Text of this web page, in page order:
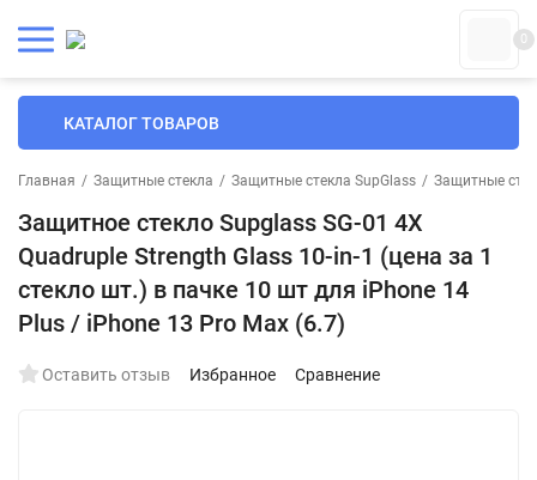
0
КАТАЛОГ ТОВАРОВ
Главная / Защитные стекла / Защитные стекла SupGlass / Защитные
Защитное стекло Supglass SG-01 4X
Quadruple Strength Glass 10-in-1 (цена за 1
стекло шт.) в пачке 10 шт для iPhone 14
Plus / iPhone 13 Pro Max (6.7)
Оставить отзыв Избранное Сравнение